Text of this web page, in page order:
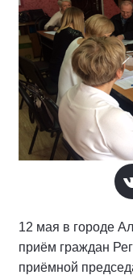
12 мая в городе
приём граждан
приёмной